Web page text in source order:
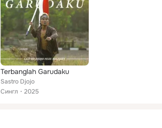
Terbanglah Garudaku
Sastro Djojo
Сингл
2025